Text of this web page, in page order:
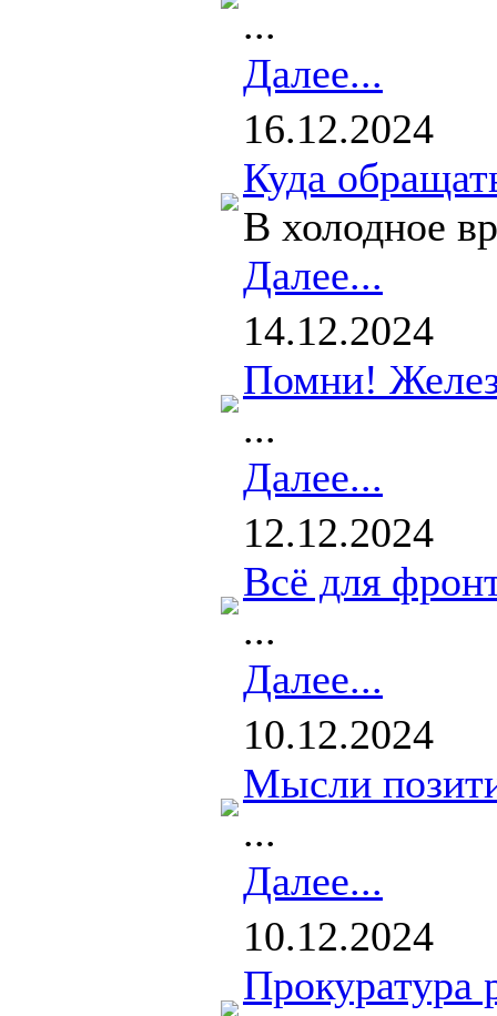
...
Далее...
16.12.2024
Куда
В холодное
Далее...
14.12.2024
Помни!
...
Далее...
12.12.2024
Всё для
...
Далее...
10.12.2024
Мысли
...
Далее...
10.12.2024
Прокуратура